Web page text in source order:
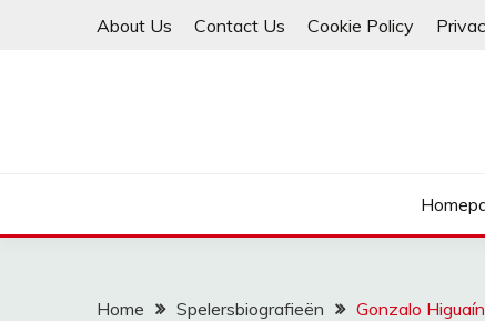
About Us Contact Us Cookie Policy
Home Spelersbiografieën Gonzalo